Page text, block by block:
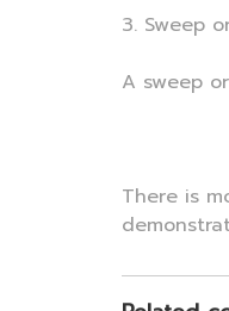
3. Sweep
A sweep
There is